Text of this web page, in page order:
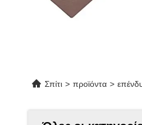
Σπίτι > προϊόντα >